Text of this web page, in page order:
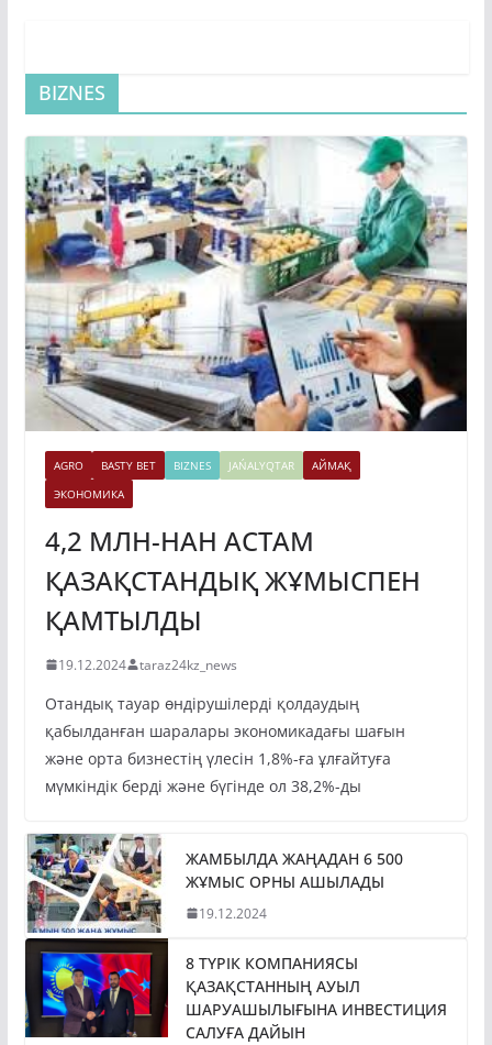
BIZNES
AGRO BASTY BET BIZNES JAŃALYQTAR
АЙМАҚ
ЭКОНОМИКА
4,2 МЛН-НАН АСТАМ
ҚАЗАҚСТАНДЫҚ ЖҰМЫСПЕН
ҚАМТЫЛДЫ
19.12.2024 taraz24kz_news
Отандық тауар өндірушілерді қолдаудың
қабылданған шаралары экономикадағы шағын
және орта бизнестің үлесін 1,8%-ға ұлғайтуға
мүмкіндік берді және бүгінде ол 38,2%-ды
ЖАМБЫЛДА ЖАҢАДАН 6 500
ЖҰМЫС ОРНЫ АШЫЛАДЫ
19.12.2024
8 ТҮРІК КОМПАНИЯСЫ
ҚАЗАҚСТАННЫҢ АУЫЛ
ШАРУАШЫЛЫҒЫНА ИНВЕСТИЦИЯ
САЛУҒА ДАЙЫН